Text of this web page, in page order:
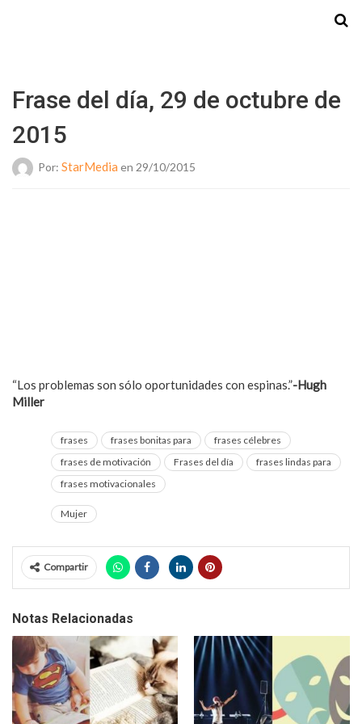
Frase del día, 29 de octubre de
2015
Por: StarMedia en 29/10/2015
“Los problemas son sólo oportunidades con espinas.”-Hugh
Miller
frases frases bonitas para
frases célebres
frases de motivación
Frases del día
frases lindas para
frases motivacionales
Mujer
Compartir
Notas Relacionadas